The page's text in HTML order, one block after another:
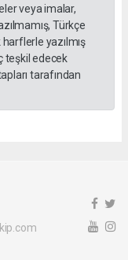
veya imalar,
Türkçe
yazılmış
teşkil edecek
tarafından